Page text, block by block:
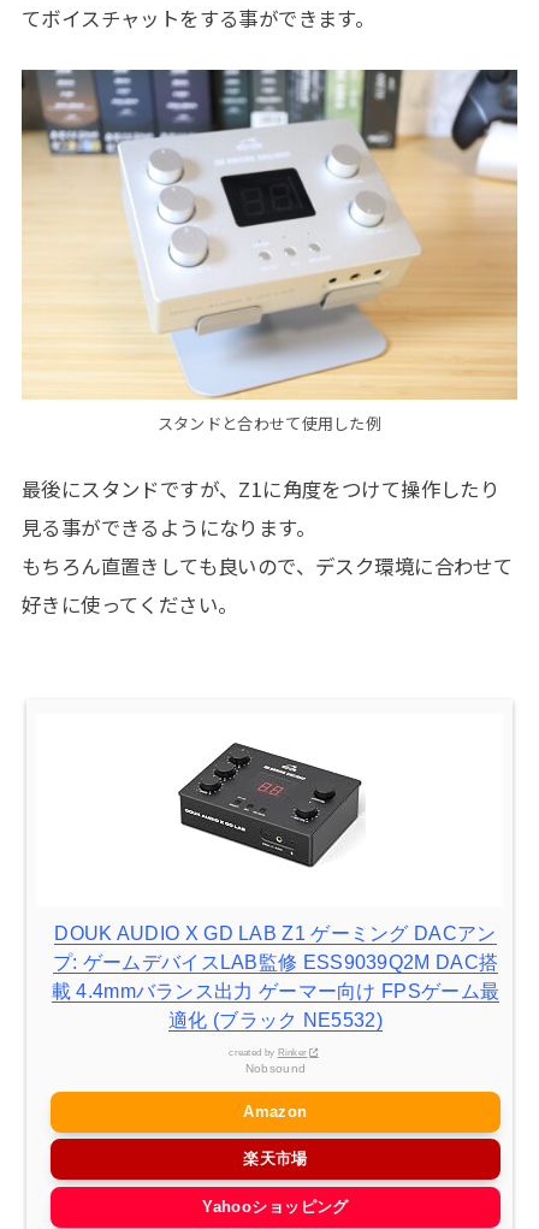
てボイスチャットをする事ができます。
スタンドと合わせて使用した例
最後にスタンドですが、Z1に角度をつけて操作したり
見る事ができるようになります。
もちろん直置きしても良いので、デスク環境に合わせて
好きに使ってください。
DOUK AUDIO X GD LAB Z1 ゲーミング DACアン
プ: ゲームデバイスLAB監修 ESS9039Q2M DAC搭
載 4.4mmバランス出力 ゲーマー向け FPSゲーム最
適化 (ブラック NE5532)
created by Rinker
Nobsound
Amazon
楽天市場
Yahooショッピング